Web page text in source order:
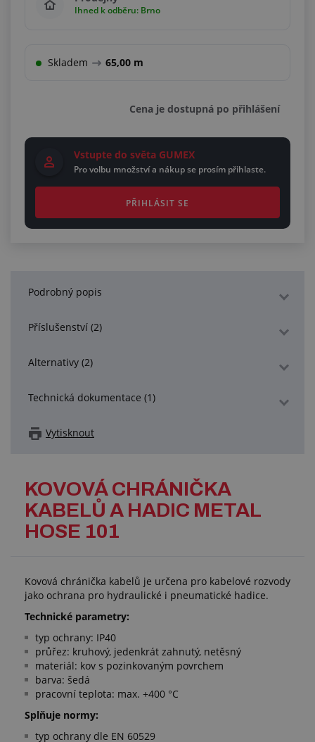
Ihned k odběru: Brno
Skladem 65,00 m
Cena je dostupná po přihlášení
Vstupte do světa GUMEX
Pro volbu množství a nákup se prosím přihlaste.
PŘIHLÁSIT SE
Podrobný popis
Příslušenství (2)
Alternativy (2)
Technická dokumentace (1)
Vytisknout
KOVOVÁ CHRÁNIČKA
KABELŮ A HADIC METAL
HOSE 101
Kovová chránička kabelů je určena pro kabelové rozvody
jako ochrana pro hydraulické i pneumatické hadice.
Technické parametry:
typ ochrany: IP40
průřez: kruhový, jedenkrát zahnutý, netěsný
materiál: kov s pozinkovaným povrchem
barva: šedá
pracovní teplota: max. +400 °C
Splňuje normy:
typ ochrany dle EN 60529